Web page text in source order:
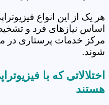
هر یک از این انواع
اساس نیازهای فرد و
مرکز خدمات پرستاری در
شوند.
اختلالاتی که با
هستند